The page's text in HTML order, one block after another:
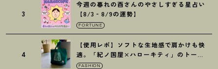
3
今週の暮れの酉さんのやさしすぎる星占い
【8/3‐8/9の運勢】
FORTUNE
4
【使用レポ】ソフトな生地感で肩かけも快
適。「紀ノ国屋×ハローキティ」のトート
がガシガシ使えて最高です
FASHION